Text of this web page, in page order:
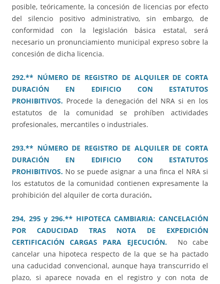
posible, teóricamente, la concesión de licencias por efecto
del silencio positivo administrativo, sin embargo, de
conformidad con la legislación básica estatal, será
necesario un pronunciamiento municipal expreso sobre la
concesión de dicha licencia.
292.** NÚMERO DE REGISTRO DE ALQUILER DE CORTA
DURACIÓN EN EDIFICIO CON ESTATUTOS
PROHIBITIVOS. Procede la denegación del NRA si en los
estatutos de la comunidad se prohíben actividades
profesionales, mercantiles o industriales.
293.** NÚMERO DE REGISTRO DE ALQUILER DE CORTA
DURACIÓN EN EDIFICIO CON ESTATUTOS
PROHIBITIVOS. No se puede asignar a una finca el NRA si
los estatutos de la comunidad contienen expresamente la
prohibición del alquiler de corta duración.
294, 295 y 296.** HIPOTECA CAMBIARIA: CANCELACIÓN
POR CADUCIDAD TRAS NOTA DE EXPEDICIÓN
CERTIFICACIÓN CARGAS PARA EJECUCIÓN.
No cabe
cancelar una hipoteca respecto de la que se ha pactado
una caducidad convencional, aunque haya transcurrido el
plazo, si aparece novada en el registro y con nota de